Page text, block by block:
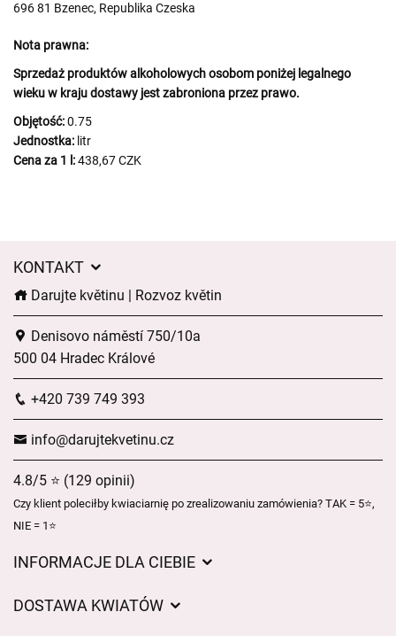
696 81 Bzenec, Republika Czeska
Nota prawna:
Sprzedaż produktów alkoholowych osobom poniżej legalnego
wieku w kraju dostawy jest zabroniona przez prawo.
Objętość:0.75
Jednostka: litr
Cena za 1 l:438,67 CZK
KONTAKT
Darujte květinu | Rozvoz květin
Denisovo náměstí 750/10a
500 04 Hradec Králové
+420 739 749 393
info@darujtekvetinu.cz
4.8/5 ⭐ (129 opinii)
Czy klient poleciłby kwiaciarnię po zrealizowaniu zamówienia? TAK = 5⭐,
NIE = 1⭐
INFORMACJE DLA CIEBIE
DOSTAWA KWIATÓW